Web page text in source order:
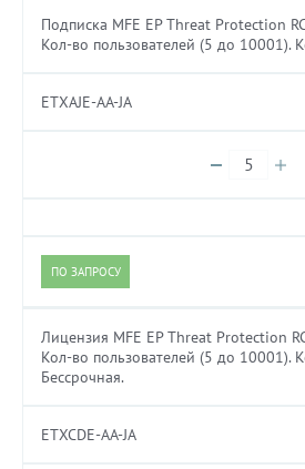
Подписка MFE EP Threat Protection
Кол-во пользователей (5 до 10001).
ETXAJE-AA-JA
ПО ЗАПРОСУ
Лицензия MFE EP Threat Protection
Кол-во пользователей (5 до 10001).
Бессрочная.
ETXCDE-AA-JA